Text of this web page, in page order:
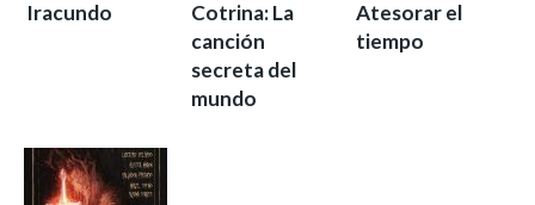
Iracundo
Cotrina: La
canción
secreta del
mundo
Atesorar el
tiempo